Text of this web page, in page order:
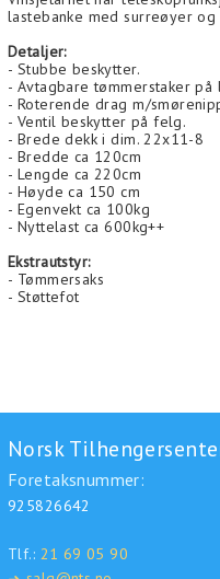
lastebanke med surreøyer og
Detaljer:
- Stubbe beskytter.
- Avtagbare tømmerstaker på
- Roterende drag m/
- Ventil beskytter på felg.
- Brede dekk i dim. 22x11-8
- Bredde ca 120cm
- Lengde ca 220cm
- Høyde ca 150 cm
- Egenvekt ca 100kg
- Nyttelast ca 600kg++
Ekstrautstyr:
- Tømmersaks
- Støttefot
Norsk
Foretaksnummer:
925826642
Tlf.: 21 69 05 90